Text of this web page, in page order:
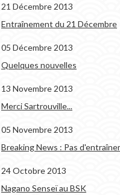
21 Décembre 2013
Entraînement du 21 Décembre
05 Décembre 2013
Quelques nouvelles
13 Novembre 2013
Merci Sartrouville...
05 Novembre 2013
Breaking News : Pas
24 Octobre 2013
Nagano Senseï au BSK